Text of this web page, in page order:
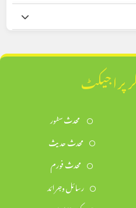
پراجیکٹ
محدث سٹور
محدث حدیث
محدث فورم
رسائل وجرائد